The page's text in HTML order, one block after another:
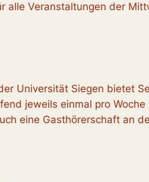
alle Veranstaltungen der
Universität Siegen bietet
jeweils einmal pro
eine Gasthörerschaft an